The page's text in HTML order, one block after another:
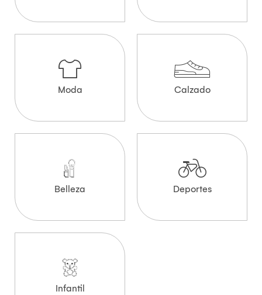
Moda Calzado
Belleza Deportes
Infantil